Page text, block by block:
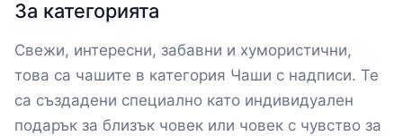
За категорията
Свежи, интересни, забавни и хумористични,
това са чашите в категория Чаши с надписи. Те
са създадени специално като индивидуален
подарък за близък човек или човек с чувство за